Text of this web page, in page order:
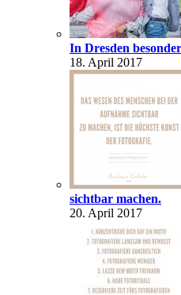
In Dresden
18. April 2017
sichtbar machen.
20. April 2017